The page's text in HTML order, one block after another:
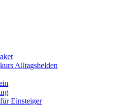
Alltagshelden
Einsteiger